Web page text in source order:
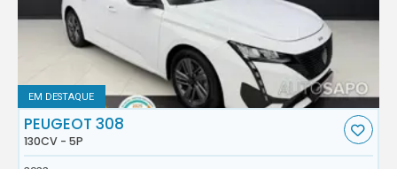
EM DESTAQUE
PEUGEOT 308
130CV - 5P